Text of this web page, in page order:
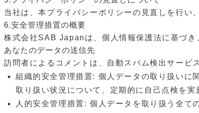
当社は、本プライバシーポリシーの⾒直しを⾏い
6.安全管理措置の概要
株式会社SAB Japanは、個⼈情報保護法に基づき
あなたのデータの送信先
訪問者によるコメントは、自動スパム検出サービ
組織的安全管理措置: 個⼈データの取り扱いに
取り扱い状況について、定期的に⾃⼰点検を実
⼈的安全管理措置: 個⼈データを取り扱う全て